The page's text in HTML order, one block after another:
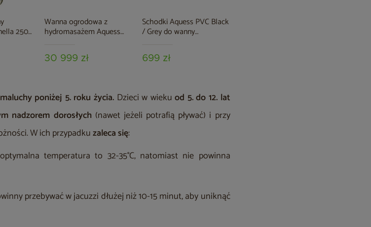
250
Wanna ogrodowa z
hydromasażem Aquess
30 999 zł
Schodki Aquess PVC Black
/ Grey do wanny
699 zł
poniżej 5. roku życia. Dzieci w wiekuod 5. do 12. lat
nadzorem dorosłych (nawet jeżeli potrafią pływać) i przy
W ich przypadkuzaleca się:
temperatura to 32-35°C, natomiast nie powinna
przebywać w jacuzzi dłużej niż 10-15 minut, aby uniknąć